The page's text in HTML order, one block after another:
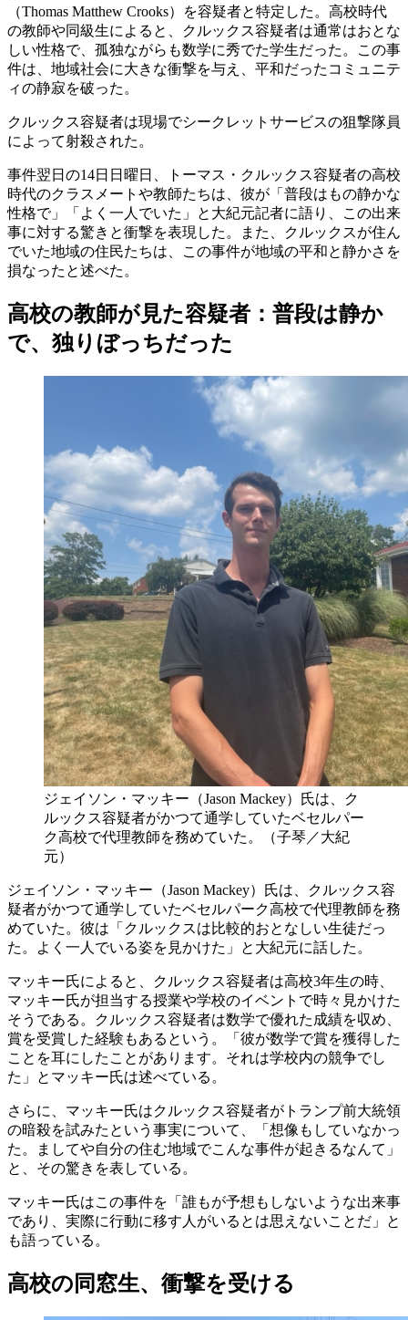
（Thomas Matthew Crooks）を容疑者と特定した。高校時代
の教師や同級生によると、クルックス容疑者は通常はおとな
しい性格で、孤独ながらも数学に秀でた学生だった。この事
件は、地域社会に大きな衝撃を与え、平和だったコミュニテ
ィの静寂を破った。
クルックス容疑者は現場でシークレットサービスの狙撃隊員
によって射殺された。
事件翌日の14日日曜日、トーマス・クルックス容疑者の高校
時代のクラスメートや教師たちは、彼が「普段はもの静かな
性格で」「よく一人でいた」と大紀元記者に語り、この出来
事に対する驚きと衝撃を表現した。また、クルックスが住ん
でいた地域の住民たちは、この事件が地域の平和と静かさを
損なったと述べた。
高校の教師が見た容疑者：普段は静か
で、独りぼっちだった
ジェイソン・マッキー（Jason Mackey）氏は、ク
ルックス容疑者がかつて通学していたベセルパー
ク高校で代理教師を務めていた。（子琴／大紀
元）
ジェイソン・マッキー（Jason Mackey）氏は、クルックス容
疑者がかつて通学していたベセルパーク高校で代理教師を務
めていた。彼は「クルックスは比較的おとなしい生徒だっ
た。よく一人でいる姿を見かけた」と大紀元に話した。
マッキー氏によると、クルックス容疑者は高校3年生の時、
マッキー氏が担当する授業や学校のイベントで時々見かけた
そうである。クルックス容疑者は数学で優れた成績を収め、
賞を受賞した経験もあるという。「彼が数学で賞を獲得した
ことを耳にしたことがあります。それは学校内の競争でし
た」とマッキー氏は述べている。
さらに、マッキー氏はクルックス容疑者がトランプ前大統領
の暗殺を試みたという事実について、「想像もしていなかっ
た。ましてや自分の住む地域でこんな事件が起きるなんて」
と、その驚きを表している。
マッキー氏はこの事件を「誰もが予想もしないような出来事
であり、実際に行動に移す人がいるとは思えないことだ」と
も語っている。
高校の同窓生、衝撃を受ける